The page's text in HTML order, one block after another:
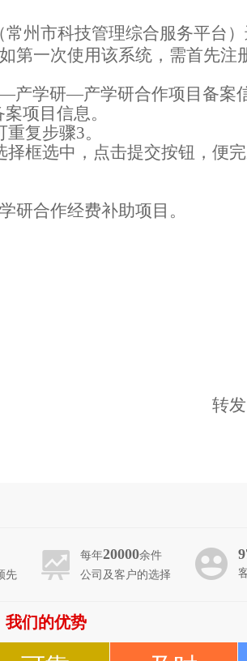
常州市科技管理综合服务平台
第一次使用该系统，需首先注
产学研—产学研合作项目备案
项目信息。
重复步骤3。
择框选中，点击提交按钮，便
研合作经费补助项目。
转
先
每年20000余件
公司及客户的选择
我们的优势